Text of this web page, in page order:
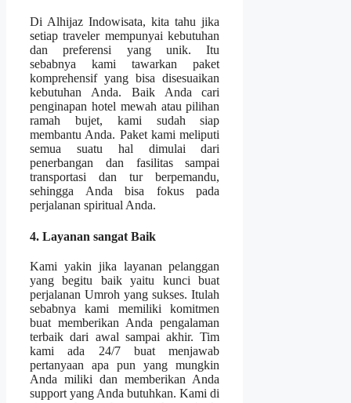
Di Alhijaz Indowisata, kita tahu jika
setiap traveler mempunyai kebutuhan
dan preferensi yang unik. Itu
sebabnya kami tawarkan paket
komprehensif yang bisa disesuaikan
kebutuhan Anda. Baik Anda cari
penginapan hotel mewah atau pilihan
ramah bujet, kami sudah siap
membantu Anda. Paket kami meliputi
semua suatu hal dimulai dari
penerbangan dan fasilitas sampai
transportasi dan tur berpemandu,
sehingga Anda bisa fokus pada
perjalanan spiritual Anda.
4. Layanan sangat Baik
Kami yakin jika layanan pelanggan
yang begitu baik yaitu kunci buat
perjalanan Umroh yang sukses. Itulah
sebabnya kami memiliki komitmen
buat memberikan Anda pengalaman
terbaik dari awal sampai akhir. Tim
kami ada 24/7 buat menjawab
pertanyaan apa pun yang mungkin
Anda miliki dan memberikan Anda
support yang Anda butuhkan. Kami di